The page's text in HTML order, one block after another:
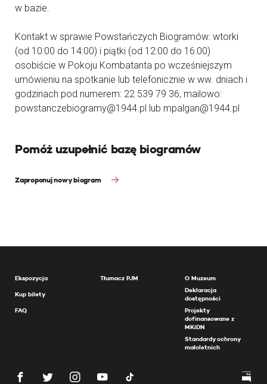
w bazie.
Kontakt w sprawie Powstańczych Biogramów: wtorki
(od 10:00 do 14:00) i piątki (od 12:00 do 16:00)
osobiście w Pokoju Kombatanta po wcześniejszym
umówieniu na spotkanie lub telefonicznie w ww. dniach i
godzinach pod numerem: 22 539 79 36, mailowo:
powstanczebiogramy@1944.pl lub mpalgan@1944.pl
Pomóż uzupełnić bazę biogramów
Zaproponuj nowy biogram
Ekspozycja
Kup bilety
FAQ
Tłumacz PJM
O Muzeum
Deklaracja
dostępności
Projekty
dofinansowane z
MKiDN
Standardy ochrony
małoletnich